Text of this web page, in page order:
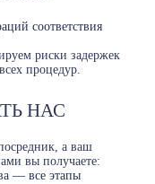
соответствия
риски задержек
процедур.
НАС
а ваш
вы получаете:
— все этапы